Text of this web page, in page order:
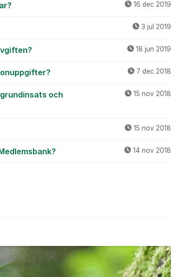
16 dec 2019
3 jul 2019
18 jun 2019
7 dec 2018
och
15 nov 2018
15 nov 2018
14 nov 2018